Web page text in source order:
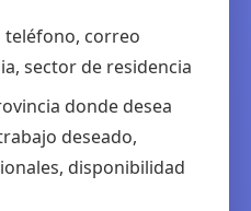
teléfono, correo
sector de residencia
donde desea
deseado,
disponibilidad